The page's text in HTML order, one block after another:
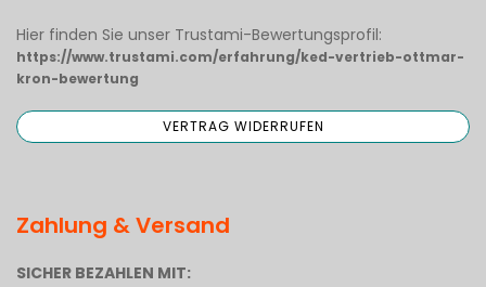
Hier finden Sie unser Trustami-Bewertungsprofil:
https://www.trustami.com/erfahrung/ked-vertrieb-ottmar-
kron-bewertung
Zahlung & Versand
SICHER BEZAHLEN MIT: